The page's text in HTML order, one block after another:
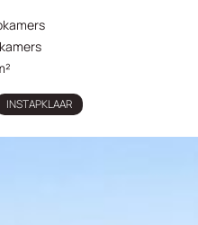
INSTAPKLAAR